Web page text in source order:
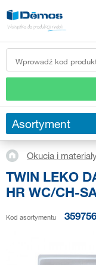
Asortyment
Okucia i
TWIN LEKO
HR WC/CH-
Kod asortymentu 359756